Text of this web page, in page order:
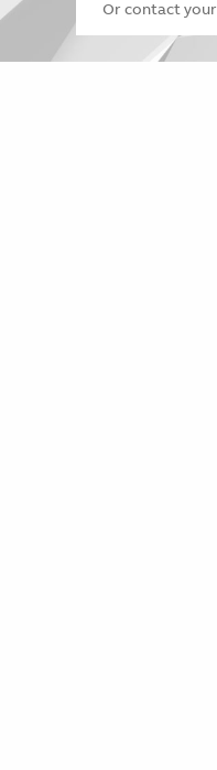
Or contact your